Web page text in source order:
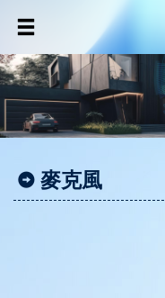
麥克風